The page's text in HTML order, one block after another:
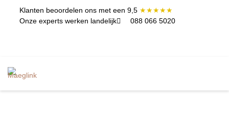
Klanten beoordelen ons met een 9,5 ★★★★★
Onze experts werken landelijk
088 066 5020